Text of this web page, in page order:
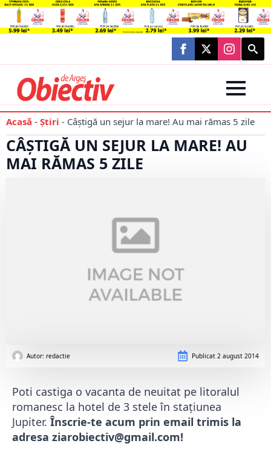
Search
for:
Acasă - Știri - Câștigă un sejur la mare! Au mai rămas 5 zile
CÂȘTIGĂ UN SEJUR LA MARE! AU
MAI RĂMAS 5 ZILE
Autor: redactie Publicat 2 august 2014
Poti castiga o vacanta de neuitat pe litoralul
romanesc la hotel de 3 stele în stațiunea
Jupiter.Înscrie-te acum prin email trimis la
adresa ziarobiectiv@gmail.com!